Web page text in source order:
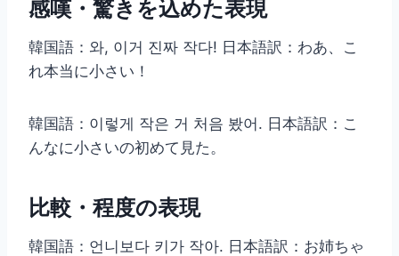
感嘆・驚きを込めた表現
韓国語：와, 이거 진짜 작다! 日本語訳：わあ、こ
れ本当に小さい！
韓国語：이렇게 작은 거 처음 봤어. 日本語訳：こ
んなに小さいの初めて見た。
比較・程度の表現
韓国語：언니보다 키가 작아. 日本語訳：お姉ちゃ